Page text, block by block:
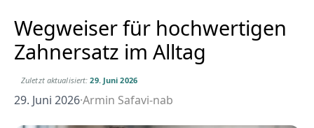
Wegweiser für hochwertigen
Zahnersatz im Alltag
Zuletzt aktualisiert: 29. Juni 2026
29. Juni 2026·Armin Safavi-nab